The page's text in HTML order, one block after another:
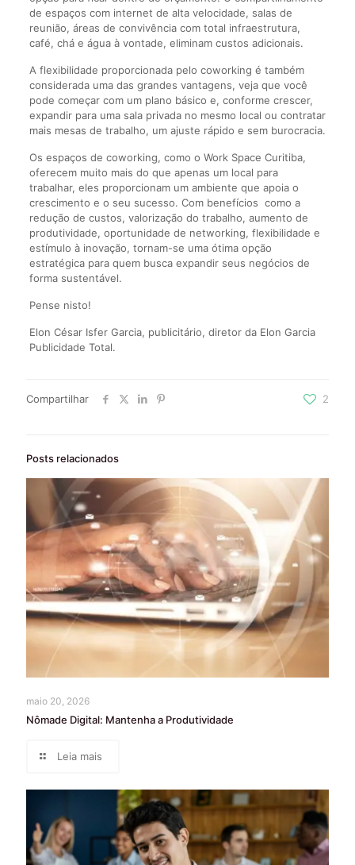
de espaços com internet de alta velocidade, salas de
reunião, áreas de convivência com total infraestrutura,
café, chá e água à vontade, eliminam custos adicionais.
A flexibilidade proporcionada pelo coworking é também
considerada uma das grandes vantagens, veja que você
pode começar com um plano básico e, conforme crescer,
expandir para uma sala privada no mesmo local ou contratar
mais mesas de trabalho, um ajuste rápido e sem burocracia.
Os espaços de coworking, como o Work Space Curitiba,
oferecem muito mais do que apenas um local para
trabalhar, eles proporcionam um ambiente que apoia o
crescimento e o seu sucesso. Com benefícios como a
redução de custos, valorização do trabalho, aumento de
produtividade, oportunidade de networking, flexibilidade e
estímulo à inovação, tornam-se uma ótima opção
estratégica para quem busca expandir seus negócios de
forma sustentável.
Pense nisto!
Elon César Isfer Garcia, publicitário, diretor da Elon Garcia
Publicidade Total.
Compartilhar 2
Posts relacionados
maio 20, 2026
Nômade Digital: Mantenha a Produtividade
Leia mais